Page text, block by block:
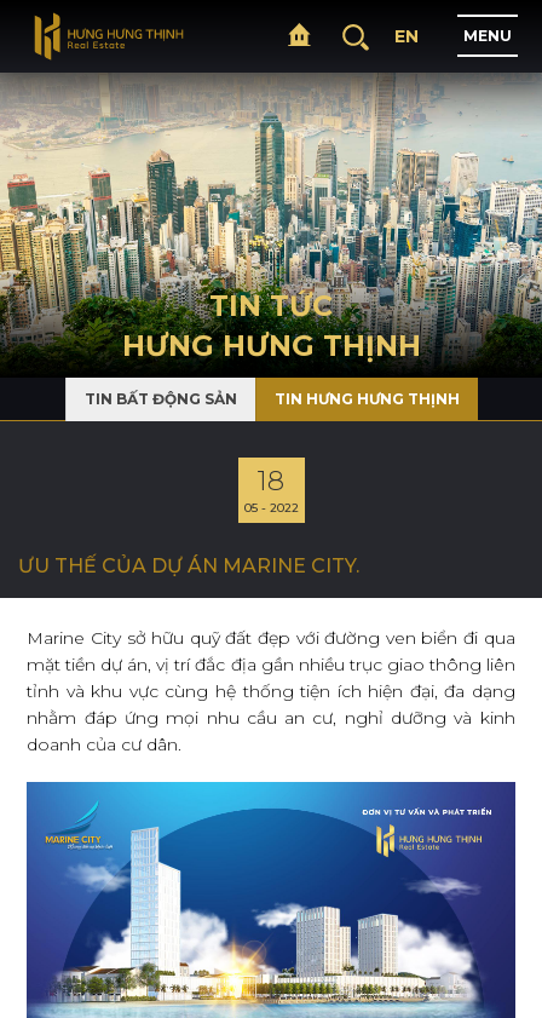
TRANG CHỦ
GIỚI THIỆU
DỰ Á N
C HOẠ
IN TỨ
LIÊN HỆ
EN MENU
TIN TỨC
HƯNG HƯNG THỊNH
TIN BẤT ĐỘNG SẢN TIN HƯNG HƯNG THỊNH
18
05 - 2022
ƯU THẾ CỦA DỰ ÁN MARINE CITY.
Marine City sở hữu quỹ đất đẹp với đường ven biển đi qua
mặt tiền dự án, vị trí đắc địa gần nhiều trục giao thông liên
tỉnh và khu vực cùng hệ thống tiện ích hiện đại, đa dạng
nhằm đáp ứng mọi nhu cầu an cư, nghỉ dưỡng và kinh
doanh của cư dân.